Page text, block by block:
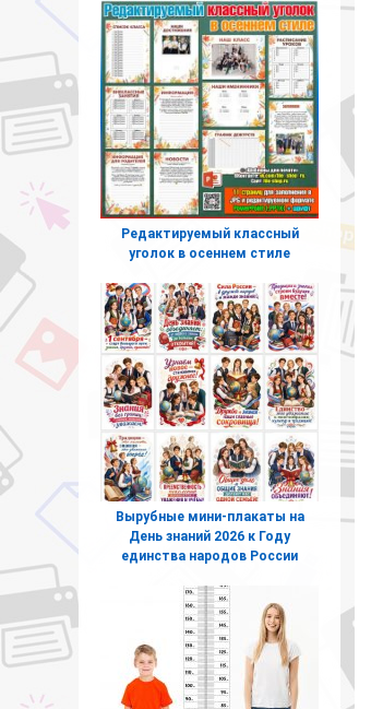
Редактируемый классный
уголок в осеннем стиле
Вырубные мини-плакаты на
День знаний 2026 к Году
единства народов России